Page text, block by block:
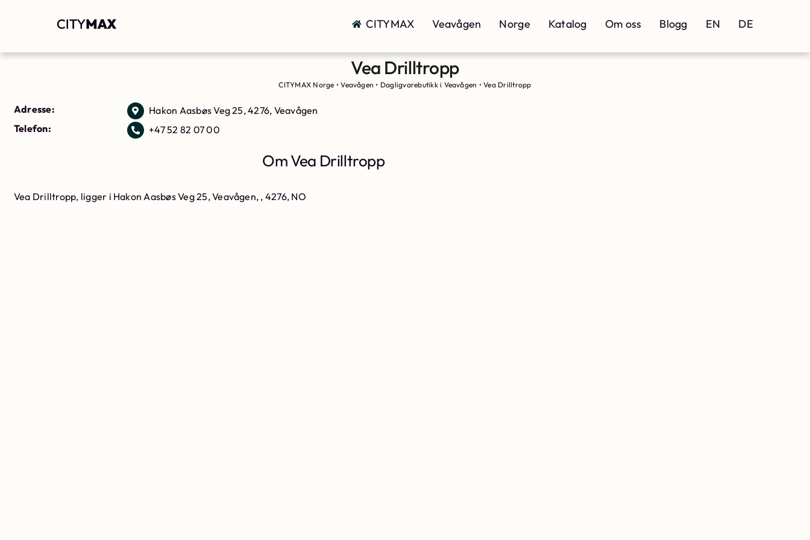
CITYMAX Veavågen Norge Katalog Om oss Blogg EN DE
Vea Drilltropp
CITYMAX Norge •Veavågen • Dagligvarebutikk i Veavågen •Vea Drilltropp
Adresse:
Hakon Aasbøs Veg 25, 4276, Veavågen
Telefon:
+47 52 82 07 00
Om Vea Drilltropp
Vea Drilltropp, ligger i Hakon Aasbøs Veg 25, Veavågen, , 4276, NO